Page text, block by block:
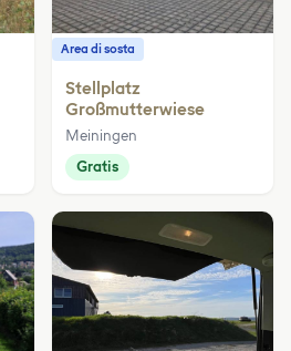
Area di sosta
Stellplatz
Großmutterwiese
Meiningen
Gratis